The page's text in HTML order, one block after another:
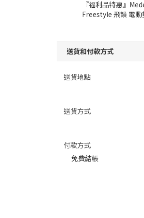
『福利品特惠』
Freestyle 飛韻 電
送貨和付款方式
送貨地點
送貨方式
付款方式
免費結帳